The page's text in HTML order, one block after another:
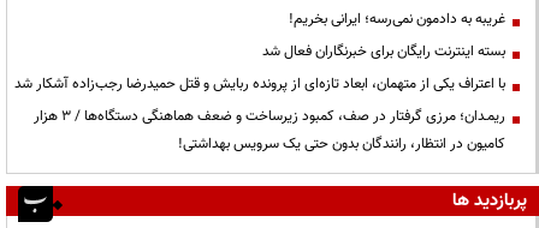
غریبه به دادمون نمی‌رسه؛ ایرانی بخریم!
بسته اینترنت رایگان برای خبرنگاران فعال شد
با اعتراف یکی از متهمان، ابعاد تازه‌ای از پرونده ربایش و قتل حمیدرضا رجب‌زاده آشکار شد
ریمـدان؛ مرزی گرفتار در صف، کمبود زیرساخت و ضعف هماهنگی دستگاه‌ها / ۳ هزار
کامیون در انتظار، رانندگان بدون حتی یک سرویس بهداشتی!
پربازدید ها